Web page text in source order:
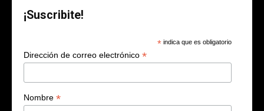
¡Suscribite!
* indica que es obligatorio
Dirección de correo electrónico *
Nombre *